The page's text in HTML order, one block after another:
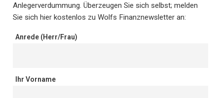
Anlegerverdummung. Überzeugen Sie sich selbst; melden
Sie sich hier kostenlos zu Wolfs Finanznewsletter an:
Anrede (Herr/Frau)
Ihr Vorname